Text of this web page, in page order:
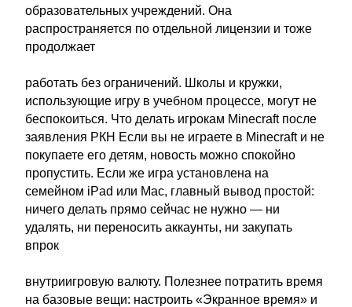
образовательных учреждений. Она
распространяется по отдельной лицензии и тоже
продолжает
работать без ограничений. Школы и кружки,
использующие игру в учебном процессе, могут не
беспокоиться. Что делать игрокам Minecraft после
заявления РКН Если вы не играете в Minecraft и не
покупаете его детям, новость можно спокойно
пропустить. Если же игра установлена на
семейном iPad или Mac, главный вывод простой:
ничего делать прямо сейчас не нужно — ни
удалять, ни переносить аккаунты, ни закупать
впрок
внутриигровую валюту. Полезнее потратить время
на базовые вещи: настроить «Экранное время» и